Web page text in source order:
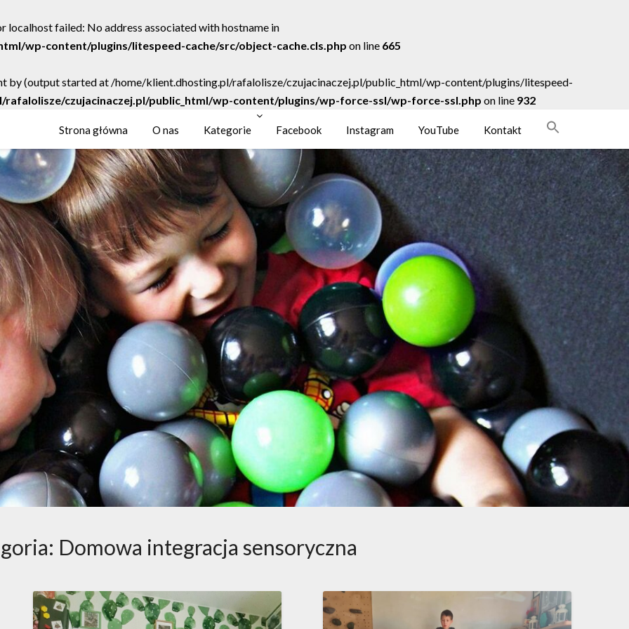
failed: No address associated with hostname in
wp-content/plugins/litespeed-cache/src/object-cache.cls.php on line 665
by (output started at /home/klient.dhosting.pl/rafalolisze/czujacinaczej.pl/public_html/wp-content/plugins/litespeed-
czujacinaczej.pl/public_html/wp-content/plugins/wp-force-ssl/wp-force-ssl.php on line 932
Strona główna O nas Kategorie Facebook Instagram YouTube Kontakt
Domowa integracja sensoryczna